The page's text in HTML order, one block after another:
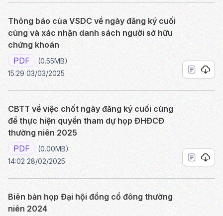
Thông báo của VSDC về ngày đăng ký cuối
cùng và xác nhận danh sách người sở hữu
chứng khoán
PDF
(0.55MB)
15:29 03/03/2025
CBTT về việc chốt ngày đăng ký cuối cùng
để thực hiện quyền tham dự họp ĐHĐCĐ
thường niên 2025
PDF
(0.00MB)
14:02 28/02/2025
Biên bản họp Đại hội đồng cổ đông thường
niên 2024